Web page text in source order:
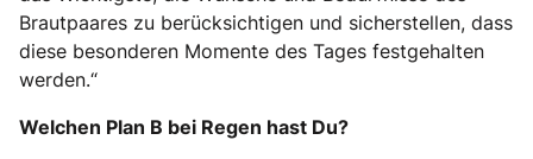
Brautpaares zu berücksichtigen und sicherstellen, dass
diese besonderen Momente des Tages festgehalten
werden.“
Welchen Plan B bei Regen hast Du?